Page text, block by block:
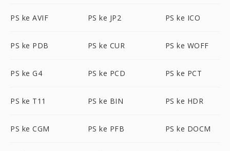
PS ke AVIF PS ke JP2 PS ke ICO
PS ke PDB PS ke CUR PS ke WOFF
PS ke G4 PS ke PCD PS ke PCT
PS ke T11 PS ke BIN PS ke HDR
PS ke CGM PS ke PFB PS ke DOCM